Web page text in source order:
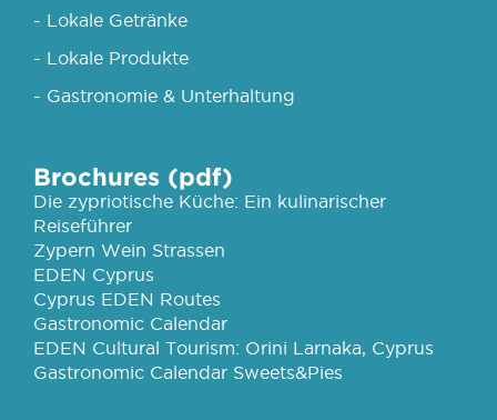
- Lokale Getränke
- Lokale Produkte
- Gastronomie & Unterhaltung
Brochures (pdf)
Die zypriotische Küche: Ein kulinarischer
Reiseführer
Zypern Wein Strassen
EDEN Cyprus
Cyprus EDEN Routes
Gastronomic Calendar
EDEN Cultural Tourism: Orini Larnaka, Cyprus
Gastronomic Calendar Sweets&Pies